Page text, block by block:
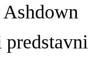
Ashdown